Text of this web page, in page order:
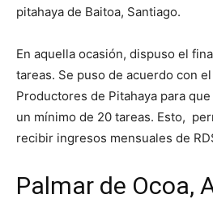
pitahaya de Baitoa, Santiago.
En aquella ocasión, dispuso el
tareas. Se puso de acuerdo con
Productores de Pitahaya para
un mínimo de 20 tareas. Esto,
recibir ingresos mensuales de
Palmar de Ocoa,